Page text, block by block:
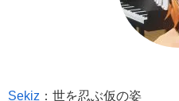
Sekiz ：世を忍ぶ仮の姿